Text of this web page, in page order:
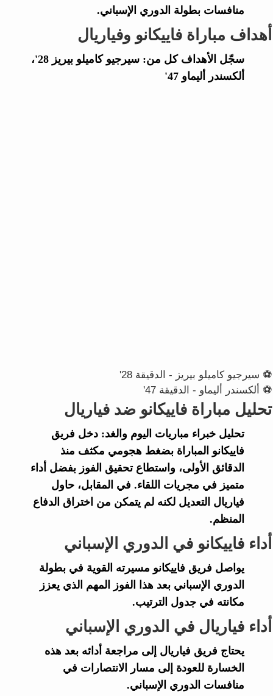
منافسات بطولة الدوري الإسباني.
أهداف مباراة فاييكانو وفياريال
سجّل الأهداف كل من: سيرجيو كاميلو بيريز 28'،
ألكسندر أليماو 47'
⚽ سيرجيو كاميلو بيريز - الدقيقة 28'
⚽ ألكسندر أليماو - الدقيقة 47'
تحليل مباراة فاييكانو ضد فياريال
تحليل خبراء مباريات اليوم والغد: دخل فريق
فاييكانو المباراة بضغط هجومي مكثف منذ
الدقائق الأولى، واستطاع تحقيق الفوز بفضل أداء
متميز في مجريات اللقاء. في المقابل، حاول
فياريال التعديل لكنه لم يتمكن من اختراق الدفاع
المنظم.
أداء فاييكانو في الدوري الإسباني
يواصل فريق فاييكانو مسيرته القوية في بطولة
الدوري الإسباني بعد هذا الفوز المهم الذي يعزز
مكانته في جدول الترتيب.
أداء فياريال في الدوري الإسباني
يحتاج فريق فياريال إلى مراجعة أدائه بعد هذه
الخسارة للعودة إلى مسار الانتصارات في
منافسات الدوري الإسباني.